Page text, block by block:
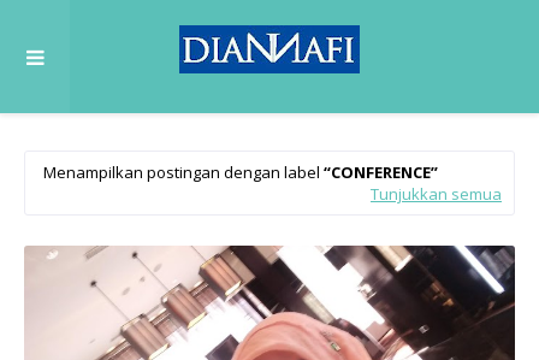
Menampilkan postingan dengan label
CONFERENCE
Tunjukkan semua